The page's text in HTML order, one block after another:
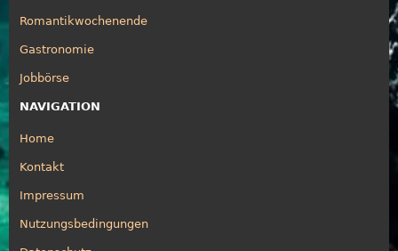
Romantikwochenende
Gastronomie
Jobbörse
NAVIGATION
Home
Kontakt
Impressum
Nutzungsbedingungen